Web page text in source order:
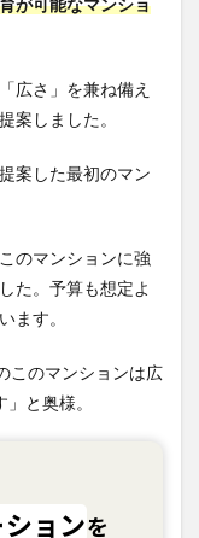
広さ」を兼ね備え
案しました。
案した最初のマン
のマンションに強
た。予算も想定よ
ます。
このマンションは広
と奥様。
ョンを